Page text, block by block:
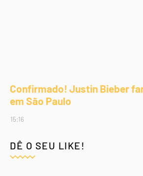
Confirmado! Justin Bieber
em São Paulo
15:16
DÊ O SEU LIKE!